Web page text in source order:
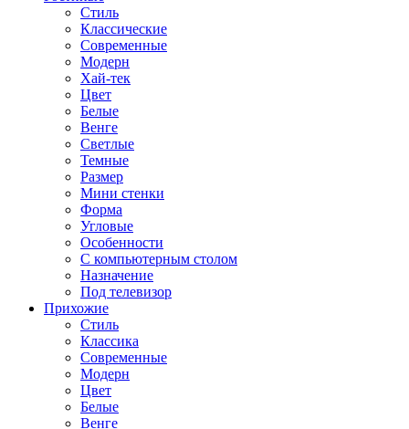
Стиль
Классические
Современные
Модерн
Хай-тек
Цвет
Белые
Венге
Светлые
Темные
Размер
Мини стенки
Форма
Угловые
Особенности
С компьютерным столом
Назначение
Под телевизор
Прихожие
Стиль
Классика
Современные
Модерн
Цвет
Белые
Венге